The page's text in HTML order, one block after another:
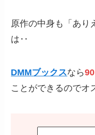
原作の中身も「あり
は‥
DMMブックスなら
ことができるのでオ